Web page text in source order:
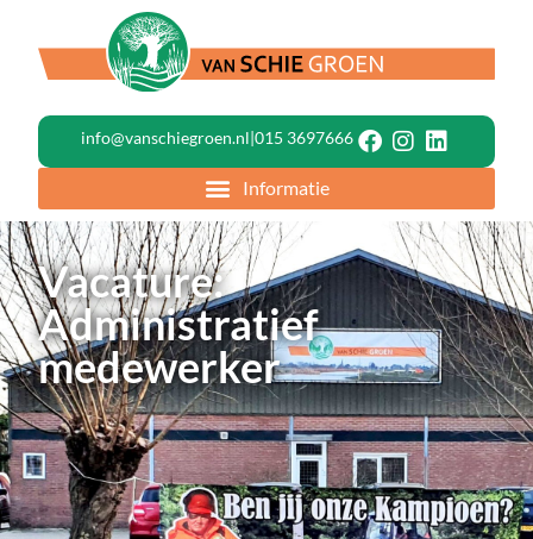
info@vanschiegroen.nl|015 3697666
Vacature:
Administratief
medewerker